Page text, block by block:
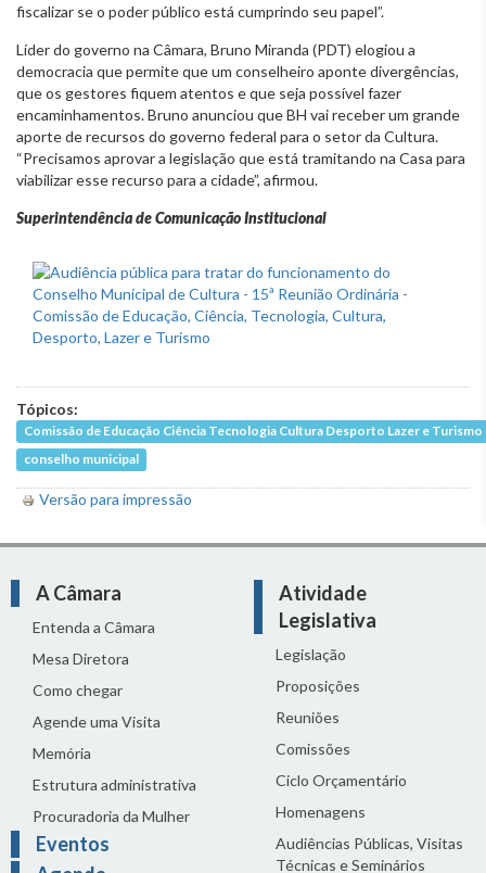
fiscalizar se o poder público está cumprindo seu papel”.
Líder do governo na Câmara, Bruno Miranda (PDT) elogiou a
democracia que permite que um conselheiro aponte divergências,
que os gestores fiquem atentos e que seja possível fazer
encaminhamentos. Bruno anunciou que BH vai receber um grande
aporte de recursos do governo federal para o setor da Cultura.
“Precisamos aprovar a legislação que está tramitando na Casa para
viabilizar esse recurso para a cidade”, afirmou.
Superintendência de Comunicação Institucional
Tópicos:
Comissão de Educação Ciência Tecnologia Cultura Desporto Lazer e Turismo
conselho municipal
Versão para impressão
A Câmara
Entenda a Câmara
Mesa Diretora
Como chegar
Agende uma Visita
Memória
Estrutura administrativa
Procuradoria da Mulher
Eventos
Atividade
Legislativa
Legislação
Proposições
Reuniões
Comissões
Ciclo Orçamentário
Homenagens
Audiências Públicas, Visitas
Técnicas e Seminários